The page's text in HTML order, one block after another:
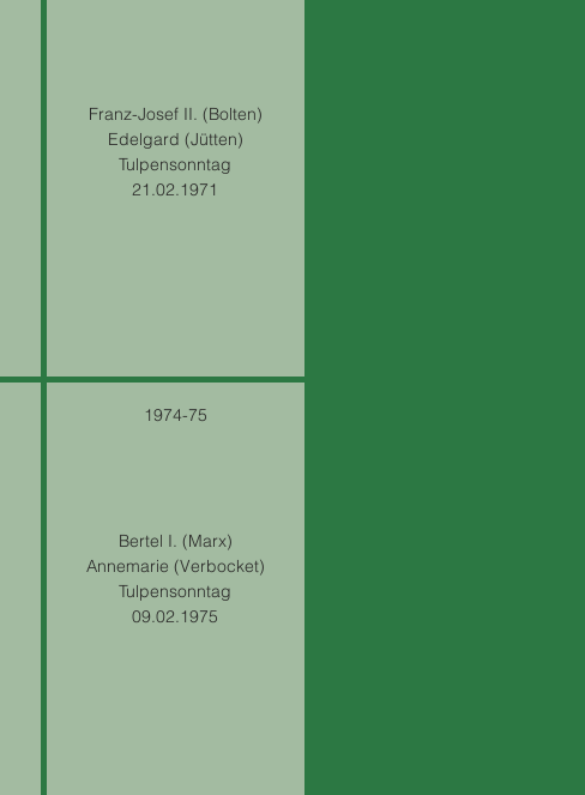
Franz-Josef II. (Bolten)
Edelgard (Jütten)
Tulpensonntag
21.02.1971
1974-75
Bertel I. (Marx)
Annemarie (Verbocket)
Tulpensonntag
09.02.1975